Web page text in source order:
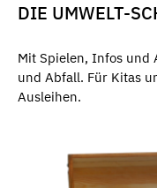
DIE UMWELT-
Mit Spielen, Infos und
und Abfall. Für Kitas
Ausleihen.